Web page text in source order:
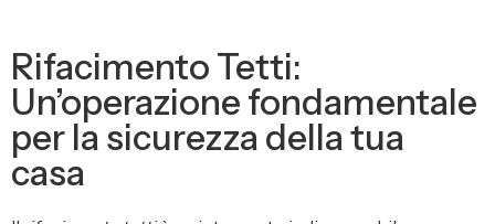
Rifacimento Tetti:
Un’operazione fondamentale
per la sicurezza della tua
casa